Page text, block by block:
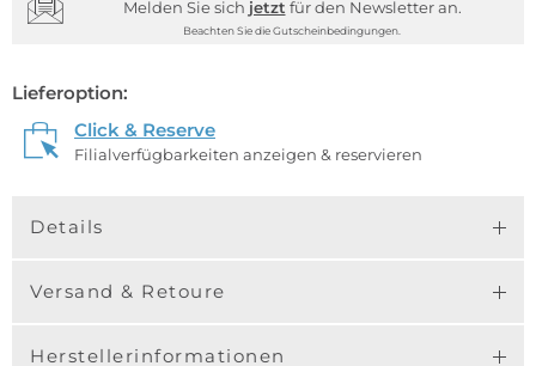
Melden Sie sich jetzt für den Newsletter an.
Beachten Sie die Gutscheinbedingungen.
Lieferoption:
Click & Reserve
Filialverfügbarkeiten anzeigen & reservieren
Details
Versand & Retoure
Herstellerinformationen